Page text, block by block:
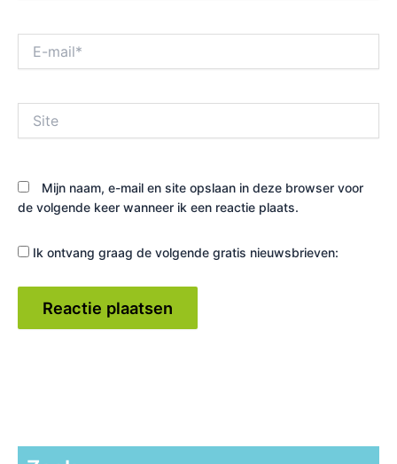
mail*
Mijn naam, e-mail en site opslaan in deze browser voor
de volgende keer wanneer ik een reactie plaats.
Ik ontvang graag de volgende gratis nieuwsbrieven: